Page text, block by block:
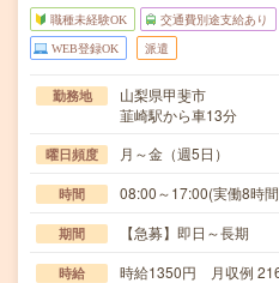
職種未経験OK 交通費別途支給あり
WEB登録OK 派遣
勤務地
山梨県甲斐市
韮崎駅から車13分
曜日頻度 月～金（週5日）
時間 08:00～17:00(実働8時
期間 【急募】即日～長期
時給 時給1350円 月収例